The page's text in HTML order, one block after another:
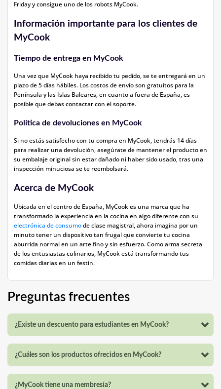
Friday y consigue uno de los robots MyCook.
Información importante para los clientes de
MyCook
Tiempo de entrega en MyCook
Una vez que MyCook haya recibido tu pedido, se te entregará en un
plazo de 5 días hábiles. Los costos de envío son gratuitos para la
Península y las Islas Baleares, en cuanto a fuera de España, es
posible que debas contactar con el soporte.
Política de devoluciones en MyCook
Si no estás satisfecho con tu compra en MyCook, tendrás 14 días
para realizar una devolución, asegúrate de mantener el producto en
su embalaje original sin estar dañado ni haber sido usado, tras una
inspección minuciosa se te reembolsará.
Acerca de MyCook
Ubicada en el centro de España, MyCook es una marca que ha
transformado la experiencia en la cocina en algo diferente con su
electrónica de consumode clase magistral, ahora imagina por un
minuto tener un dispositivo tan frugal que convierte tu cocina
aburrida normal en un arte fino y sin esfuerzo. Como arma secreta
de los entusiastas culinarios, MyCook está transformando tus
comidas diarias en un festín.
Preguntas frecuentes
¿Existe un descuento para estudiantes en MyCook?
¿Cuáles son los productos ofrecidos en MyCook?
¿MyCook tiene una membresía?